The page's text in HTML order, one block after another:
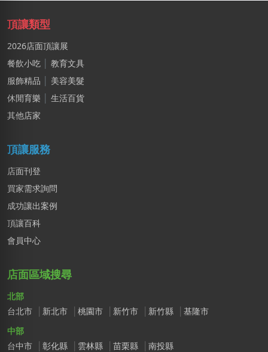
新竹市｜預算 30萬~50萬元
施X玉
桃園市｜預算 10萬~30萬元
陳X姐
台南市｜預算 10萬元以下
桃園市｜預算 10萬~30萬元
頂讓類型
2026店面頂讓展
餐飲小吃
教育文具
服飾精品
美容美髮
休閒育樂
生活百貨
其他店家
頂讓服務
店面刊登
買家需求詢問
成功讓出案例
頂讓百科
會員中心
店面區域搜尋
北部
台北市
新北市 桃園市 新竹市 新竹縣
基隆市
中部
台中市
彰化縣 雲林縣 苗栗縣 南投縣